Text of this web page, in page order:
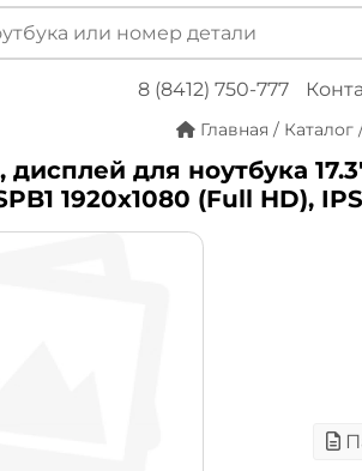
8 (8412) 750-777
Главная / Каталог
для ноутбука 17.3"
1920x1080 (Full HD),